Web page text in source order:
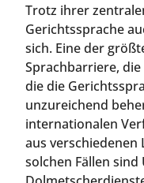
Trotz ihrer
Gerichtssprache
sich. Eine der
Sprachbarriere,
die die
unzureichend
internationalen
aus
solchen Fällen